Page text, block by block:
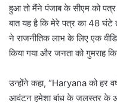
हुआ तो मैंने पंजाब के सीएम को
बात यह है कि मेरे पत्र का 48
ने राजनीतिक लाभ के लिए एक
किया गया और जनता को गुमराह
उन्होंने कहा, “Haryana को हर
आवंटन हमेशा बांध के जलस्तर के